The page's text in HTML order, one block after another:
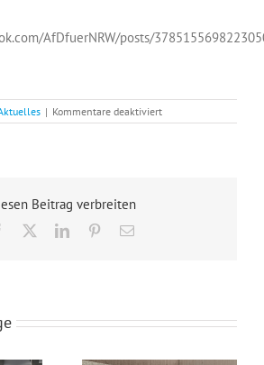
AfDfuerNRW/posts/
| Kommentare deaktiviertfür
AfD
Beitrag verbreiten
Facebook LinkedInPinterest
E-